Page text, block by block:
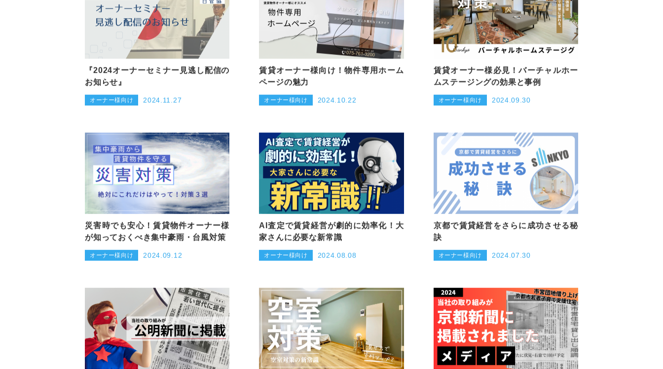
『2024オーナーセミナー見逃し配信の
お知らせ』
オーナー様向け
賃貸オーナー様向け！物件専用ホーム
ページの魅力
オーナー様向け
賃貸オーナー様必見！バーチャルホー
ムステージングの効果と事例
オーナー様向け
災害時でも安心！賃貸物件オーナー様
が知っておくべき集中豪雨・台風対策
オーナー様向け
AI査定で賃貸経営が劇的に効率化！大
家さんに必要な新常識
オーナー様向け
京都で賃貸経営をさらに成功させる秘
訣
オーナー様向け